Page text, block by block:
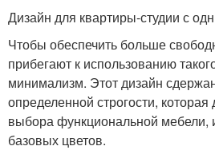
Дизайн для квартиры-студии с
Чтобы обеспечить больше
прибегают к использованию
минимализм. Этот дизайн
определенной строгости, которая
выбора функциональной мебели,
базовых цветов.